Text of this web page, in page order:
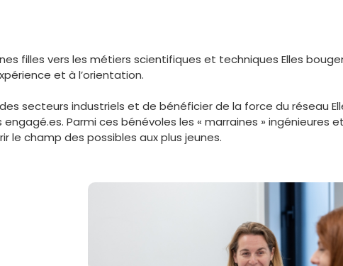
filles vers les métiers scientifiques et techniques Elles
et à l’orientation.
secteurs industriels et de bénéficier de la force du réseau
Parmi ces bénévoles les « marraines » ingénieures
le champ des possibles aux plus jeunes.